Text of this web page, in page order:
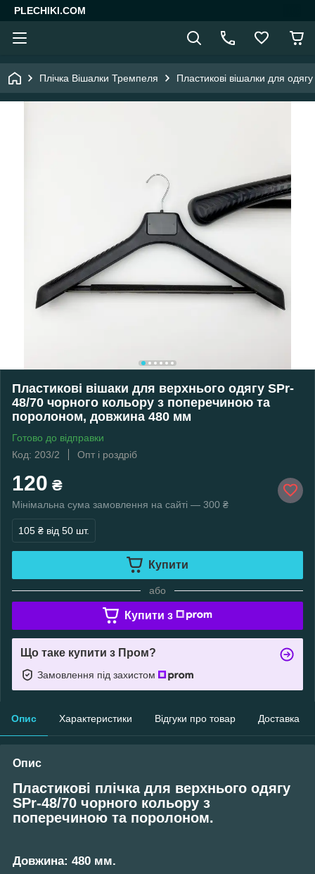
PLECHIKI.COM
Плічка Вішалки Тремпеля Пластикові вішалки для одягу
Пластикові вішаки для верхнього одягу SPr-
48/70 чорного кольору з поперечиною та
поролоном, довжина 480 мм
Готово до відправки
Код: 203/2
Опт і роздріб
120 ₴
Мінімальна сума замовлення на сайті — 300 ₴
105 ₴ від 50 шт.
Купити
або
Купити з
Що таке купити з Пром?
Замовлення під захистом
Опис Характеристики Відгуки про товар Доставка
Опис
Пластикові плічка для верхнього одягу
SPr-48/70 чорного кольору з
поперечиною та поролоном.
Довжина: 480 мм.